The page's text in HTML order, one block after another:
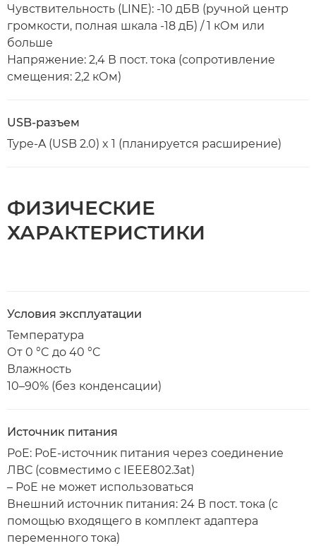
Чувствительность (LINE): -10 дБВ (ручной центр
громкости, полная шкала -18 дБ) / 1 кОм или
больше
Напряжение: 2,4 В пост. тока (сопротивление
смещения: 2,2 кОм)
USB-разъем
Type-A (USB 2.0) x 1 (планируется расширение)
ФИЗИЧЕСКИЕ
ХАРАКТЕРИСТИКИ
Условия эксплуатации
Температура
От 0 °C до 40 °C
Влажность
10–90% (без конденсации)
Источник питания
PoE: PoE-источник питания через соединение
ЛВС (совместимо с IEEE802.3at)
– PoE не может использоваться
Внешний источник питания: 24 В пост. тока (с
помощью входящего в комплект адаптера
переменного тока)